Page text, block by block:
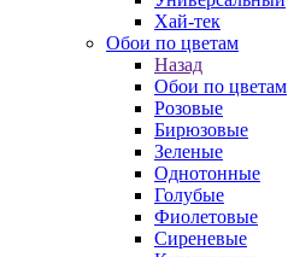
Хай-тек
Обои по цветам
Назад
Обои по цветам
Розовые
Бирюзовые
Зеленые
Однотонные
Голубые
Фиолетовые
Сиреневые